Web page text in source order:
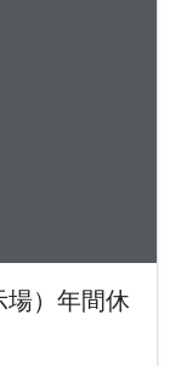
）年間休